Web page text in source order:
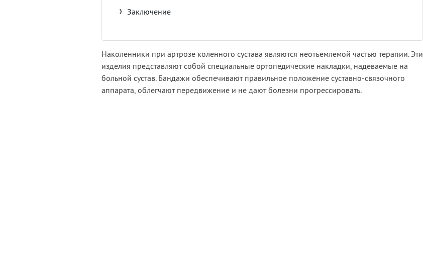
Заключение
Наколенники при артрозе коленного сустава являются неотъемлемой частью терапии. Эти
изделия представляют собой специальные ортопедические накладки, надеваемые на
больной сустав. Бандажи обеспечивают правильное положение суставно-связочного
аппарата, облегчают передвижение и не дают болезни прогрессировать.